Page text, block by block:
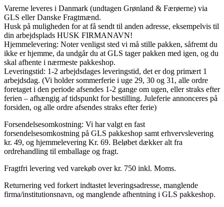
Varerne leveres i Danmark (undtagen Grønland & Færøerne) via
GLS eller Danske Fragtmænd.
Husk på muligheden for at få sendt til anden adresse, eksempelvis til
din arbejdsplads HUSK FIRMANAVN!
Hjemmelevering: Noter venligst sted vi må stille pakken, såfremt du
ikke er hjemme, da undgår du at GLS tager pakken med igen, og du
skal afhente i nærmeste pakkeshop.
Leveringstid: 1-2 arbejdsdages leveringstid, det er dog primært 1
arbejdsdag. (Vi holder sommerferie i uge 29, 30 og 31, alle ordre
foretaget i den periode afsendes 1-2 gange om ugen, eller straks efter
ferien – afhængig af tidspunkt for bestilling. Juleferie annonceres på
forsiden, og alle ordre afsendes straks efter ferie)
Forsendelsesomkostning: Vi har valgt en fast
forsendelsesomkostning på GLS pakkeshop samt erhvervslevering
kr. 49, og hjemmelevering Kr. 69. Beløbet dækker alt fra
ordrehandling til emballage og fragt.
Fragtfri levering ved varekøb over kr. 750 inkl. Moms.
Returnering ved forkert indtastet leveringsadresse, manglende
firma/institutionsnavn, og manglende afhentning i GLS pakkeshop.